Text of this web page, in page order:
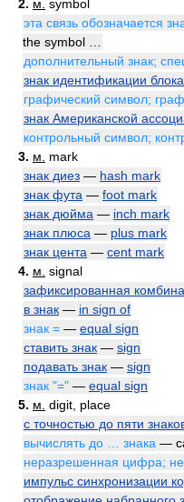
2. м. symbol
эта связь обозначается
the symbol …
дополнительный знак;
знак идентификации блока
графический символ;
знак Американской
контрольный символ;
3. м.
mark
знак диез — hash mark
знак фута — foot mark
знак дюйма — inch mark
знак плюса — plus mark
знак цента — cent mark
4. м. signal
зафиксированная
в знак — in sign of
знак = — equal sign
ставить знак — sign
подавать знак — sign
знак "=" — equal sign
5. м. digit, place
с точностью до пяти
вычислять до … знака —
неразрешенная цифра;
импульс синхронизации